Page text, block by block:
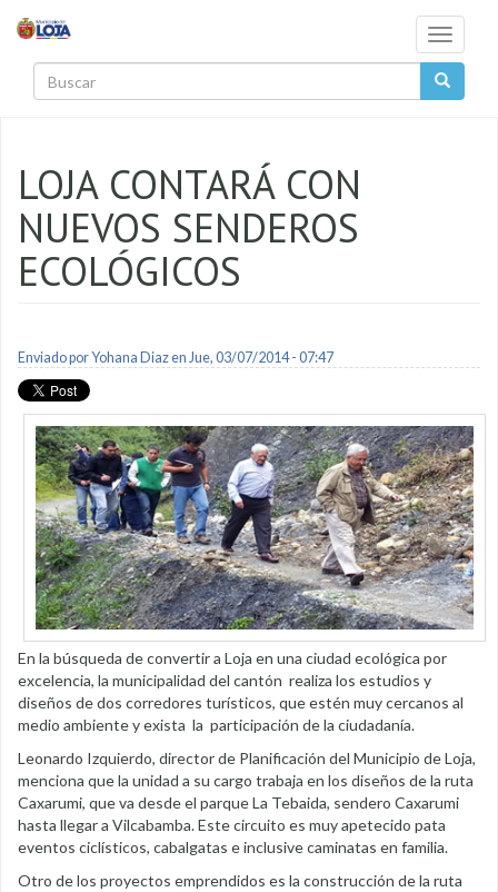
Toggle
LOJA CONTARÁ CON
NUEVOS SENDEROS
ECOLÓGICOS
Enviado porYohana Diazen Jue, 03/07/2014 - 07:47
En la búsqueda de convertir a Loja en una ciudad ecológica por
excelencia, la municipalidad del cantón realiza los estudios y
diseños de dos corredores turísticos, que estén muy cercanos al
medio ambiente y exista la participación de la ciudadanía.
Leonardo Izquierdo, director de Planificación del Municipio de Loja,
menciona que la unidad a su cargo trabaja en los diseños de la ruta
Caxarumi, que va desde el parque La Tebaida, sendero Caxarumi
hasta llegar a Vilcabamba. Este circuito es muy apetecido pata
eventos ciclísticos, cabalgatas e inclusive caminatas en familia.
Otro de los proyectos emprendidos es la construcción de la ruta